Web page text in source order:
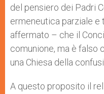
del pensiero dei Padri
ermeneutica parziale e
affermato – che il
comunione, ma è falso
una Chiesa della
A questo proposito il